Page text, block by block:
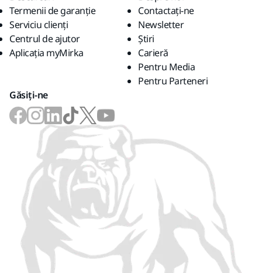
Termenii de garanție
Serviciu clienți
Centrul de ajutor
Aplicația myMirka
Contactaţi-ne
Newsletter
Știri
Carieră
Pentru Media
Pentru Parteneri
Găsiți-ne